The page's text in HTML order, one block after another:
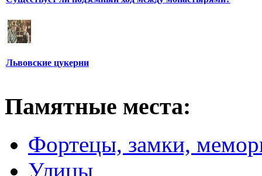
Львовские цукерни
Памятные места:
Фортецы, замки,
Улицы